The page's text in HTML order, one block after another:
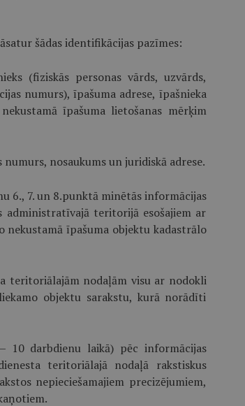
šādas identifikācijas pazīmes:
(fiziskās personas vārds, uzvārds,
numurs), īpašuma adrese, īpašnieka
īpašuma lietošanas mērķim
nosaukums un juridiskā adrese.
6., 7. un 8.punktā minētās informācijas
administratīvajā teritorijā esošajiem ar
nekustamā īpašuma objektu kadastrālo
teritoriālajām nodaļām visu ar nodokli
objektu sarakstu, kurā norādīti
10 darbdienu laikā) pēc informācijas
teritoriālajā nodaļā rakstiskus
nepieciešamajiem precizējumiem,